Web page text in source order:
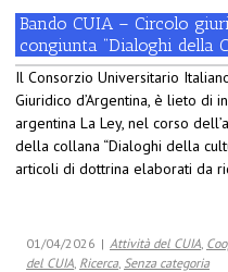
Bando CUIA – Circolo
congiunta “Dialoghi della
Il Consorzio Universitario
Giuridico d’Argentina, è lieto di
argentina La Ley, nel corso
della collana “Dialoghi della
articoli di dottrina elaborati da
01/04/2026 | Attività del CUIA,
del CUIA, Ricerca, Senza categoria